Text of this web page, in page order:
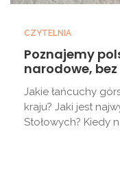
CZYTELNIA
Poznajemy
narodowe,
Jakie łańcuchy
kraju? Jaki jest
Stołowych? Kiedy